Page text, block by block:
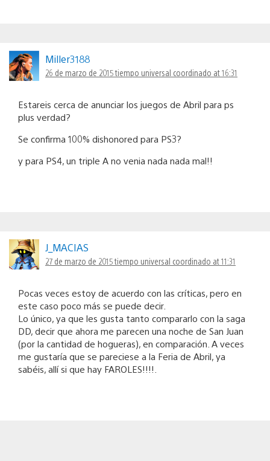
Miller3188
26 de marzo de 2015 tiempo universal coordinado at 16:31
Estareis cerca de anunciar los juegos de Abril para ps
plus verdad?
Se confirma 100% dishonored para PS3?
y para PS4, un triple A no venia nada nada mal!!
J_MACIAS
27 de marzo de 2015 tiempo universal coordinado at 11:31
Pocas veces estoy de acuerdo con las críticas, pero en
este caso poco más se puede decir.
Lo único, ya que les gusta tanto compararlo con la saga
DD, decir que ahora me parecen una noche de San Juan
(por la cantidad de hogueras), en comparación. A veces
me gustaría que se pareciese a la Feria de Abril, ya
sabéis, allí si que hay FAROLES!!!!.